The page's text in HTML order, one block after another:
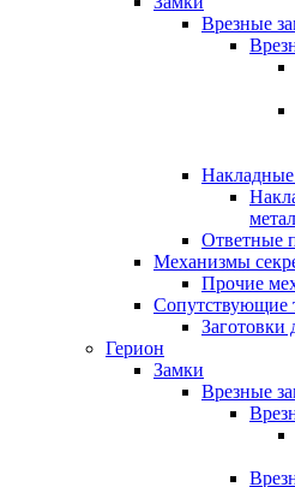
Врезные
Ответные
Механизмы
Прочие
Сопутствующие
Заготовки
Герион
Замки
Врезные